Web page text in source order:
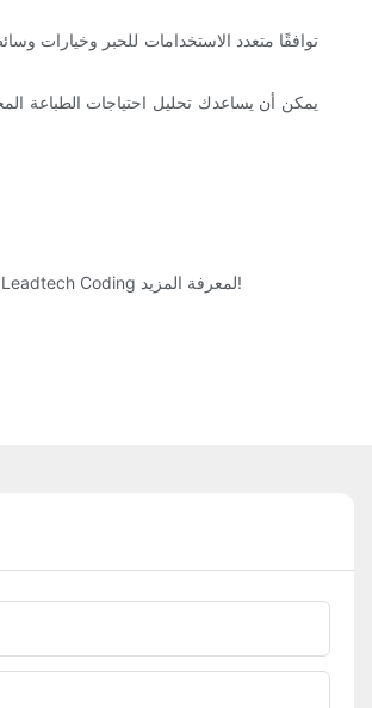
يمكن أن يساعدك تحليل احتياجات الطباعة
إذا كنت تبحث عن أفضل منتج، فإليك بعض المنتجات مثل طابعة cij وآلة طباعة تاريخ انتهاء الصلاحية وآلة ترميز التاريخ بأنماط مختلفة والتي ستلبي بالتأكيد طلبك. تفضل بزيارة Leadtech Coding لمعرفة المزيد!